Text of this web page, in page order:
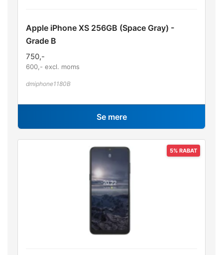
Apple iPhone XS 256GB (Space Gray) -
Grade B
750,-
600 ,- excl. moms
dmiphone1180B
Se mere